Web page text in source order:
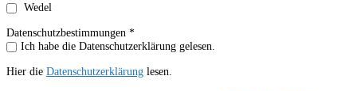
Wedel
Datenschutzbestimmungen *
Ich habe die Datenschutzerklärung gelesen.
Hier die Datenschutzerklärung lesen.